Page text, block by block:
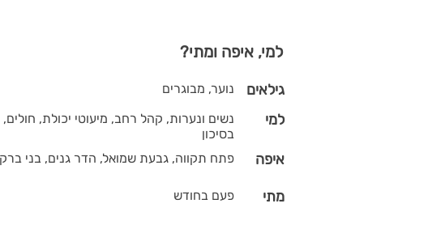
למי, איפה ומתי?
נוער, מבוגרים גילאים
נשים ונערות, קהל רחב, מיעוטי יכולת, חולים,
בסיכון
למי
פתח תקווה, גבעת שמואל, הדר גנים, בני ברק איפה
פעם בחודש מתי